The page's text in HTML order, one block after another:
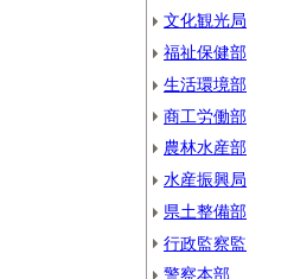
文化観光局
福祉保健部
生活環境部
商工労働部
農林水産部
水産振興局
県土整備部
行政監察監
警察本部